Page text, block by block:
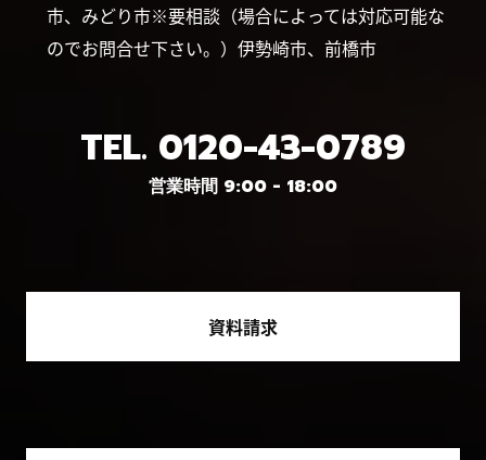
市、みどり市※要相談（場合によっては対応可能な
のでお問合せ下さい。）伊勢崎市、前橋市
TEL. 0120-43-0789
営業時間 9:00 - 18:00
資料請求